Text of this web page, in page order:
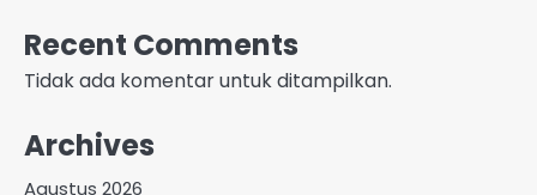
Recent Comments
Tidak ada komentar untuk ditampilkan.
Archives
Agustus 2026